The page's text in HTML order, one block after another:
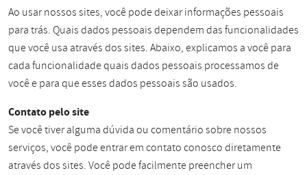
Ao usar nossos sites, você pode deixar informações pessoais
para trás. Quais dados pessoais dependem das funcionalidades
que você usa através dos sites. Abaixo, explicamos a você para
cada funcionalidade quais dados pessoais processamos de
você e para que esses dados pessoais são usados.
Contato pelo site
Se você tiver alguma dúvida ou comentário sobre nossos
serviços, você pode entrar em contato conosco diretamente
através dos sites. Você pode facilmente preencher um